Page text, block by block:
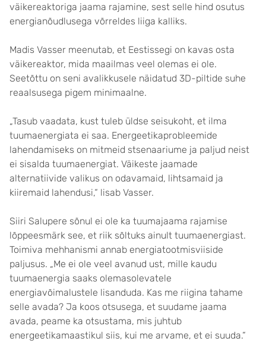
väikereaktoriga jaama rajamine, sest selle hind osutus
energianõudlusega võrreldes liiga kalliks.
Madis Vasser meenutab, et Eestissegi on kavas osta
väikereaktor, mida maailmas veel olemas ei ole.
Seetõttu on seni avalikkusele näidatud 3D-piltide suhe
reaalsusega pigem minimaalne.
„Tasub vaadata, kust tuleb üldse seisukoht, et ilma
tuumaenergiata ei saa. Energeetikaprobleemide
lahendamiseks on mitmeid stsenaariume ja paljud neist
ei sisalda tuumaenergiat. Väikeste jaamade
alternatiivide valikus on odavamaid, lihtsamaid ja
kiiremaid lahendusi,“ lisab Vasser.
Siiri Salupere sõnul ei ole ka tuumajaama rajamise
lõppeesmärk see, et riik sõltuks ainult tuumaenergiast.
Toimiva mehhanismi annab energiatootmisviiside
paljusus. „Me ei ole veel avanud ust, mille kaudu
tuumaenergia saaks olemasolevatele
energiavõimalustele lisanduda. Kas me riigina tahame
selle avada? Ja koos otsusega, et suudame jaama
avada, peame ka otsustama, mis juhtub
energeetikamaastikul siis, kui me arvame, et ei suuda.“